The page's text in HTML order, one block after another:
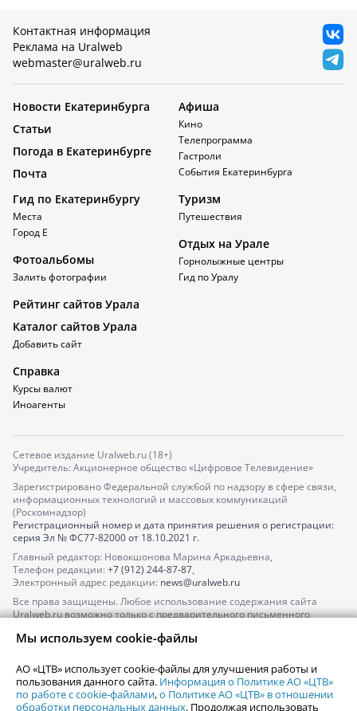
Контактная информация
Реклама на Uralweb
webmaster@uralweb.ru
Новости Екатеринбурга
Статьи
Погода в Екатеринбурге
Почта
Афиша
Кино
Телепрограмма
Гастроли
События Екатеринбурга
Гид по Екатеринбургу
Места
Город Е
Фотоальбомы
Залить фотографии
Туризм
Путешествия
Отдых на Урале
Горнолыжные центры
Гид по Уралу
Рейтинг сайтов Урала
Каталог сайтов Урала
Добавить сайт
Справка
Курсы валют
Иноагенты
Сетевое издание Uralweb.ru (18+)
Учредитель: Акционерное общество «Цифровое Телевидение»
Зарегистрировано Федеральной службой по надзору в сфере связи,
информационных технологий и массовых коммуникаций
(Роскомнадзор)
Регистрационный номер и дата принятия решения о регистрации:
серия Эл № ФС77-82000от 18.10.2021 г.
Главный редактор: Новокшонова Марина Аркадьевна,
Телефон редакции: +7 (912) 244-87-87,
Электронный адрес редакции: news@uralweb.ru
Все права защищены. Любое использование содержания сайта
Uralweb.ru возможно только с предварительного письменного
По вопросам размещения рекламы обращайтесь по тел.
По вопросам размещения информации в разделе «Афиша»
afisha@uralweb.ru
Мы используем cookie-файлы
АО «ЦТВ» использует cookie-файлы для улучшения работы и
пользования данного сайта. Информация о Политике АО «ЦТВ»
по работе с cookie-файлами,о Политике АО «ЦТВ» в отношении
обработки персональных данных. Продолжая использовать